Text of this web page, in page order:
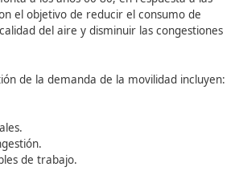
se refiere a la cantidad y tipo
las personas bajo determinadas
los desplazamientos por motivos
privados.
efectos negativos del uso excesivo del
gestión de la demanda de movilidad.